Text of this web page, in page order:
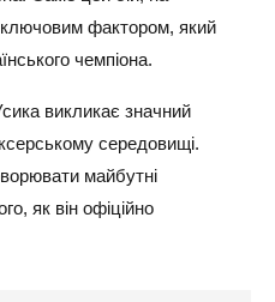
фактором, який
чемпіона.
викликає значний
середовищі.
майбутні
як він офіційно